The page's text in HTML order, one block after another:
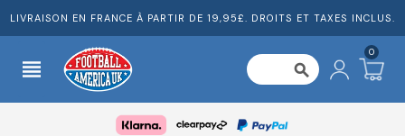
LIVRAISON EN FRANCE À PARTIR DE 19,95£. DROITS ET TAXES INCLUS.
view_headline search
0